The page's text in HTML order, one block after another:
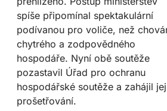
spíše připomínal spektakulární
podívanou pro voliče, než
chytrého a zodpovědného
hospodáře. Nyní obě soutěže
pozastavil Úřad pro ochranu
hospodářské soutěže a zahájil
prošetřování.